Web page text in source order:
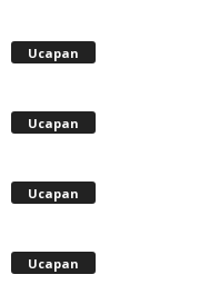
Ucapan
Ucapan
Ucapan
Ucapan